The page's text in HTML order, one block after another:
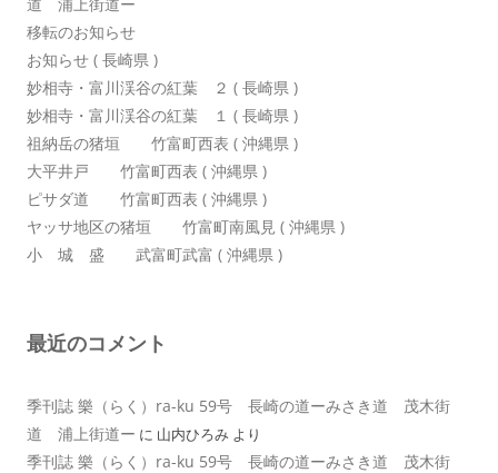
移転のお知らせ
お知らせ ( 長崎県 )
妙相寺・富川渓谷の紅葉 ２ ( 長崎県 )
妙相寺・富川渓谷の紅葉 １ ( 長崎県 )
祖納岳の猪垣 竹富町西表 ( 沖縄県 )
大平井戸 竹富町西表 ( 沖縄県 )
ピサダ道 竹富町西表 ( 沖縄県 )
ヤッサ地区の猪垣 竹富町南風見 ( 沖縄県 )
小 城 盛 武富町武富 ( 沖縄県 )
最近のコメント
季刊誌 樂（らく）ra-ku 59号 長崎の道ーみさき道 茂木街
道 浦上街道ー に 山内ひろみ より
季刊誌 樂（らく）ra-ku 59号 長崎の道ーみさき道 茂木街